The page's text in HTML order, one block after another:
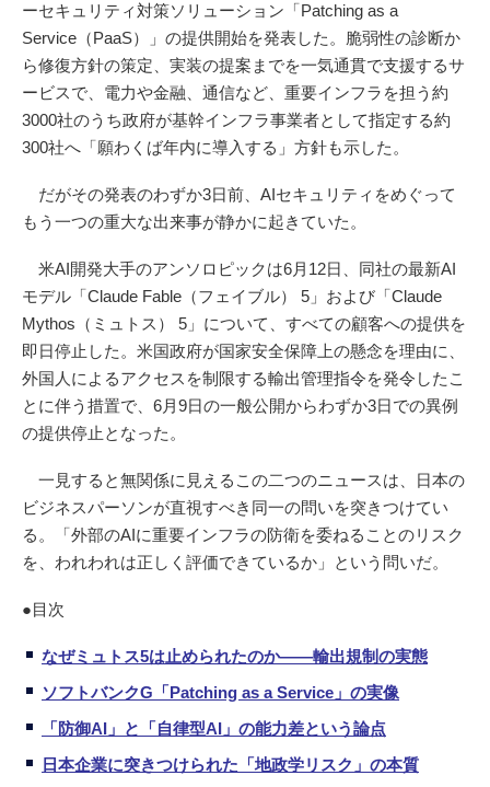
ーセキュリティ対策ソリューション「Patching as a
Service（PaaS）」の提供開始を発表した。脆弱性の診断か
ら修復方針の策定、実装の提案までを一気通貫で支援するサ
ービスで、電力や金融、通信など、重要インフラを担う約
3000社のうち政府が基幹インフラ事業者として指定する約
300社へ「願わくば年内に導入する」方針も示した。
だがその発表のわずか3日前、AIセキュリティをめぐって
もう一つの重大な出来事が静かに起きていた。
米AI開発大手のアンソロピックは6月12日、同社の最新AI
モデル「Claude Fable（フェイブル） 5」および「Claude
Mythos（ミュトス） 5」について、すべての顧客への提供を
即日停止した。米国政府が国家安全保障上の懸念を理由に、
外国人によるアクセスを制限する輸出管理指令を発令したこ
とに伴う措置で、6月9日の一般公開からわずか3日での異例
の提供停止となった。
一見すると無関係に見えるこの二つのニュースは、日本の
ビジネスパーソンが直視すべき同一の問いを突きつけてい
る。「外部のAIに重要インフラの防衛を委ねることのリスク
を、われわれは正しく評価できているか」という問いだ。
●目次
なぜミュトス5は止められたのか——輸出規制の実態
ソフトバンクG「Patching as a Service」の実像
「防御AI」と「自律型AI」の能力差という論点
日本企業に突きつけられた「地政学リスク」の本質